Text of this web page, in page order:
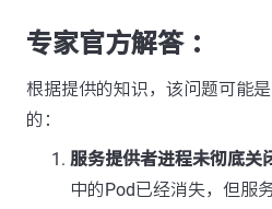
专家官方解答 ：
根据提供的知识，该问题可能
的：
服务提供者进程未彻底关
中的Pod已经消失，但服